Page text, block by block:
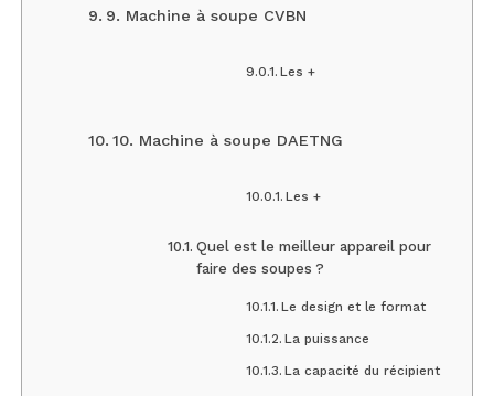
9. Machine à soupe CVBN
Les +
10. Machine à soupe DAETNG
Les +
Quel est le meilleur appareil pour
faire des soupes ?
Le design et le format
La puissance
La capacité du récipient